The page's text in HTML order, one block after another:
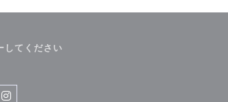
してください